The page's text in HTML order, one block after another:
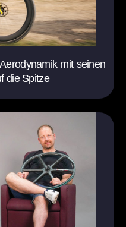
mit seinen
die Spitze